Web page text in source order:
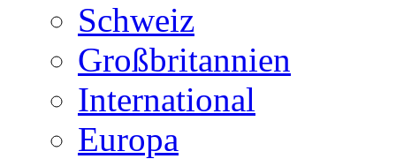
Schweiz
Großbritannien
International
Europa